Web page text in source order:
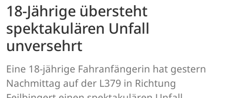
18-Jährige übersteht
spektakulären Unfall
unversehrt
Eine 18-jährige Fahranfängerin hat gestern
Nachmittag auf der L379 in Richtung